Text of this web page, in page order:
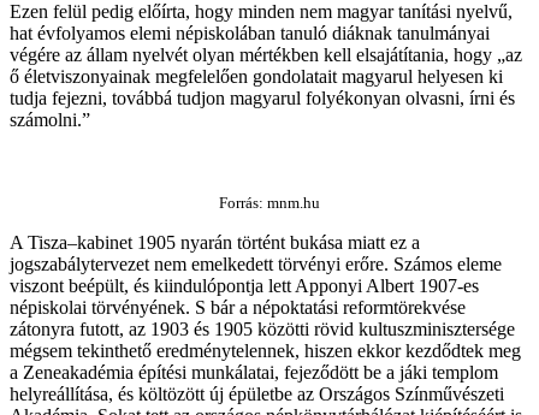
Ezen felül pedig előírta, hogy minden nem magyar tanítási nyelvű,
hat évfolyamos elemi népiskolában tanuló diáknak tanulmányai
végére az állam nyelvét olyan mértékben kell elsajátítania, hogy „az
ő életviszonyainak megfelelően gondolatait magyarul helyesen ki
tudja fejezni, továbbá tudjon magyarul folyékonyan olvasni, írni és
számolni.”
Forrás: mnm.hu
A Tisza–kabinet 1905 nyarán történt bukása miatt ez a
jogszabálytervezet nem emelkedett törvényi erőre. Számos eleme
viszont beépült, és kiindulópontja lett Apponyi Albert 1907-es
népiskolai törvényének. S bár a népoktatási reformtörekvése
zátonyra futott, az 1903 és 1905 közötti rövid kultuszminisztersége
mégsem tekinthető eredménytelennek, hiszen ekkor kezdődtek meg
a Zeneakadémia építési munkálatai, fejeződött be a jáki templom
helyreállítása, és költözött új épületbe az Országos Színművészeti